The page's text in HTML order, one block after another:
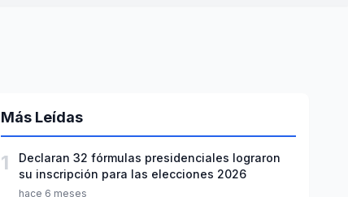
Más Leídas
1
Declaran 32 fórmulas presidenciales lograron
su inscripción para las elecciones 2026
hace 6 meses